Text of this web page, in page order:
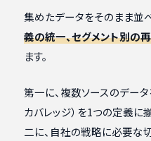
集めたデータをそのまま並
義の統一、セグメント別の
ます。
第一に、複数ソースのデー
カバレッジ）を1つの定義に
二に、自社の戦略に必要な